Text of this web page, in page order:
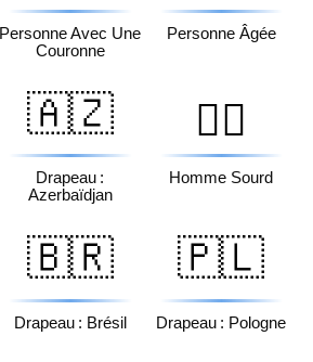
Personne Avec Une
Couronne
Personne Âgée
🇦🇿
Drapeau :
Azerbaïdjan
🧏‍♂️
Homme Sourd
🇧🇷
Drapeau : Brésil
🇵🇱
Drapeau : Pologne